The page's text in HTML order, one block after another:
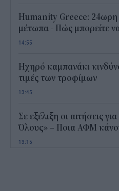
Humanity Greece: 24ωρη
μέτωπα - Πώς μπορείτε
14:55
Ηχηρό καμπανάκι
τιμές των τροφίμων
13:45
Σε εξέλιξη οι αιτήσεις
Όλους» – Ποια ΑΦΜ
13:15